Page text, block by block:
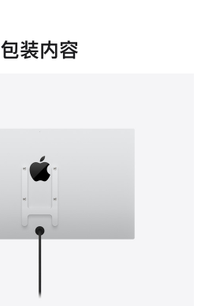
中
包装内容